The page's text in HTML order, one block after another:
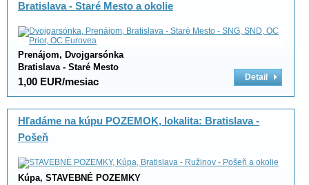
Bratislava - Staré Mesto a okolie
Prenájom, Dvojgarsónka
Bratislava - Staré Mesto
1,00 EUR/mesiac Detail
Hľadáme na kúpu POZEMOK, lokalita: Bratislava -
Pošeň
Kúpa, STAVEBNÉ POZEMKY